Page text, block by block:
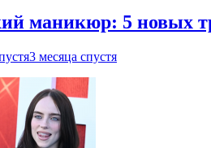
маникюр: 5 новых
3 месяца спустя